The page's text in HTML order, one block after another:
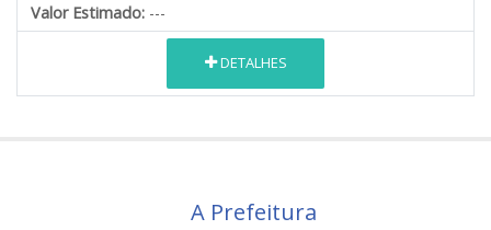
Valor Estimado: ---
DETALHES
A Prefeitura